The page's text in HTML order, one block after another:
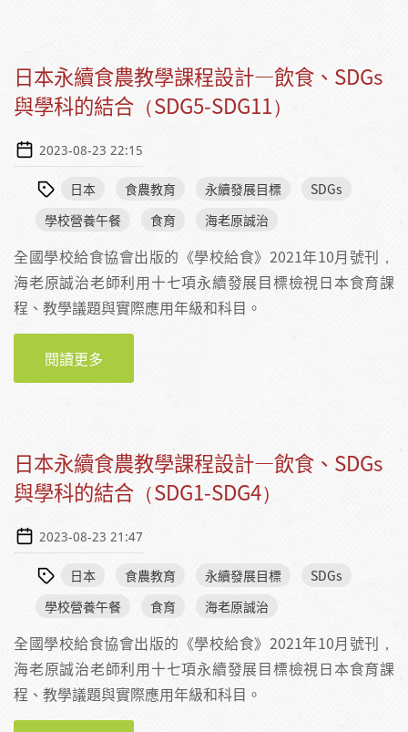
日本永續食農教學課程設計—飲食、SDGs
與學科的結合（SDG5-SDG11）
2023-08-23 22:15
日本 食農教育 永續發展目標
SDGs
學校營養午餐
食育 海老原誠治
全國學校給食協會出版的《學校給食》2021年10月號刊，
海老原誠治老師利用十七項永續發展目標檢視日本食育課
程、教學議題與實際應用年級和科目。
閱讀更多
與學科的結合（SDG5-SDG11）
日本永續食農教學課程設計—飲食、SDGs
與學科的結合（SDG1-SDG4）
2023-08-23 21:47
日本 食農教育 永續發展目標
SDGs
學校營養午餐
食育 海老原誠治
全國學校給食協會出版的《學校給食》2021年10月號刊，
海老原誠治老師利用十七項永續發展目標檢視日本食育課
程、教學議題與實際應用年級和科目。